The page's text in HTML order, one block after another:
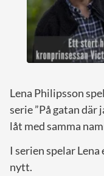
Lena Philipsson
serie ”På gatan där
låt med samma
I serien spelar
nytt.